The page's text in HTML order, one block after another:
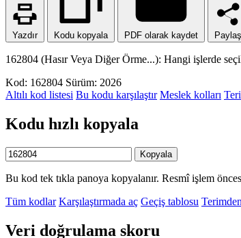
Yazdır Kodu kopyala PDF olarak kaydet Paylaş
162804 (Hasır Veya Diğer Örme...): Hangi işlerde
Kod: 162804 Sürüm: 2026
Altılı kod listesi Bu kodu karşılaştır Meslek kolları
Kodu hızlı kopyala
Kopyala
Bu kod tek tıkla panoya kopyalanır. Resmî işlem
Tüm kodlar Karşılaştırmada aç Geçiş tablosu
Veri doğrulama skoru